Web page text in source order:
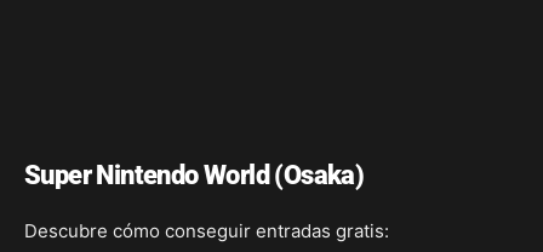
Super Nintendo World (Osaka)
Descubre cómo conseguir entradas gratis: